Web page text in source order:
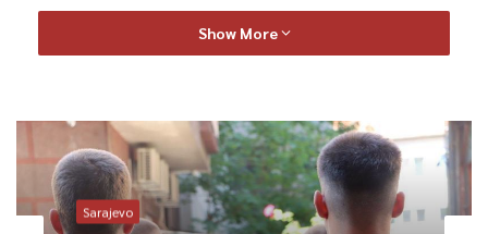
satima donijela odluku suprotno smjernicama iz Covid
semafora Zavoda za javno zdravstvo KS, po kojem se
nastava – navode Kantonalnog odbora SSOOiO KS.
Iz tog sindikata smatraju apsolutno neprihvatljivu praksu, koju
je Vlada uspostavila, “da se ovakvi bitni zaključci donose
Show More
Sarajevo